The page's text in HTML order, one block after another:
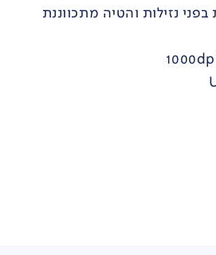
נזילות והטיה מתכווננת